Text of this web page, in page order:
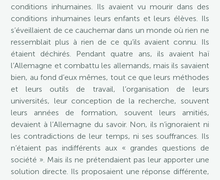
conditions inhumaines. Ils avaient vu mourir dans des
conditions inhumaines leurs enfants et leurs élèves. Ils
s’éveillaient de ce cauchemar dans un monde où rien ne
ressemblait plus à rien de ce qu’ils avaient connu. Ils
étaient déchirés. Pendant quatre ans, ils avaient haï
l’Allemagne et combattu les allemands, mais ils savaient
bien, au fond d’eux mêmes, tout ce que leurs méthodes
et leurs outils de travail, l’organisation de leurs
universités, leur conception de la recherche, souvent
leurs années de formation, souvent leurs amitiés,
devaient à l’Allemagne du savoir. Non, ils n’ignoraient ni
les contradictions de leur temps, ni ses souffrances. Ils
n’étaient pas indifférents aux « grandes questions de
société ». Mais ils ne prétendaient pas leur apporter une
solution directe. Ils proposaient une réponse différente,